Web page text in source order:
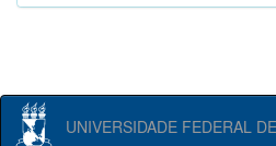
UNIVERSIDADE FEDERAL